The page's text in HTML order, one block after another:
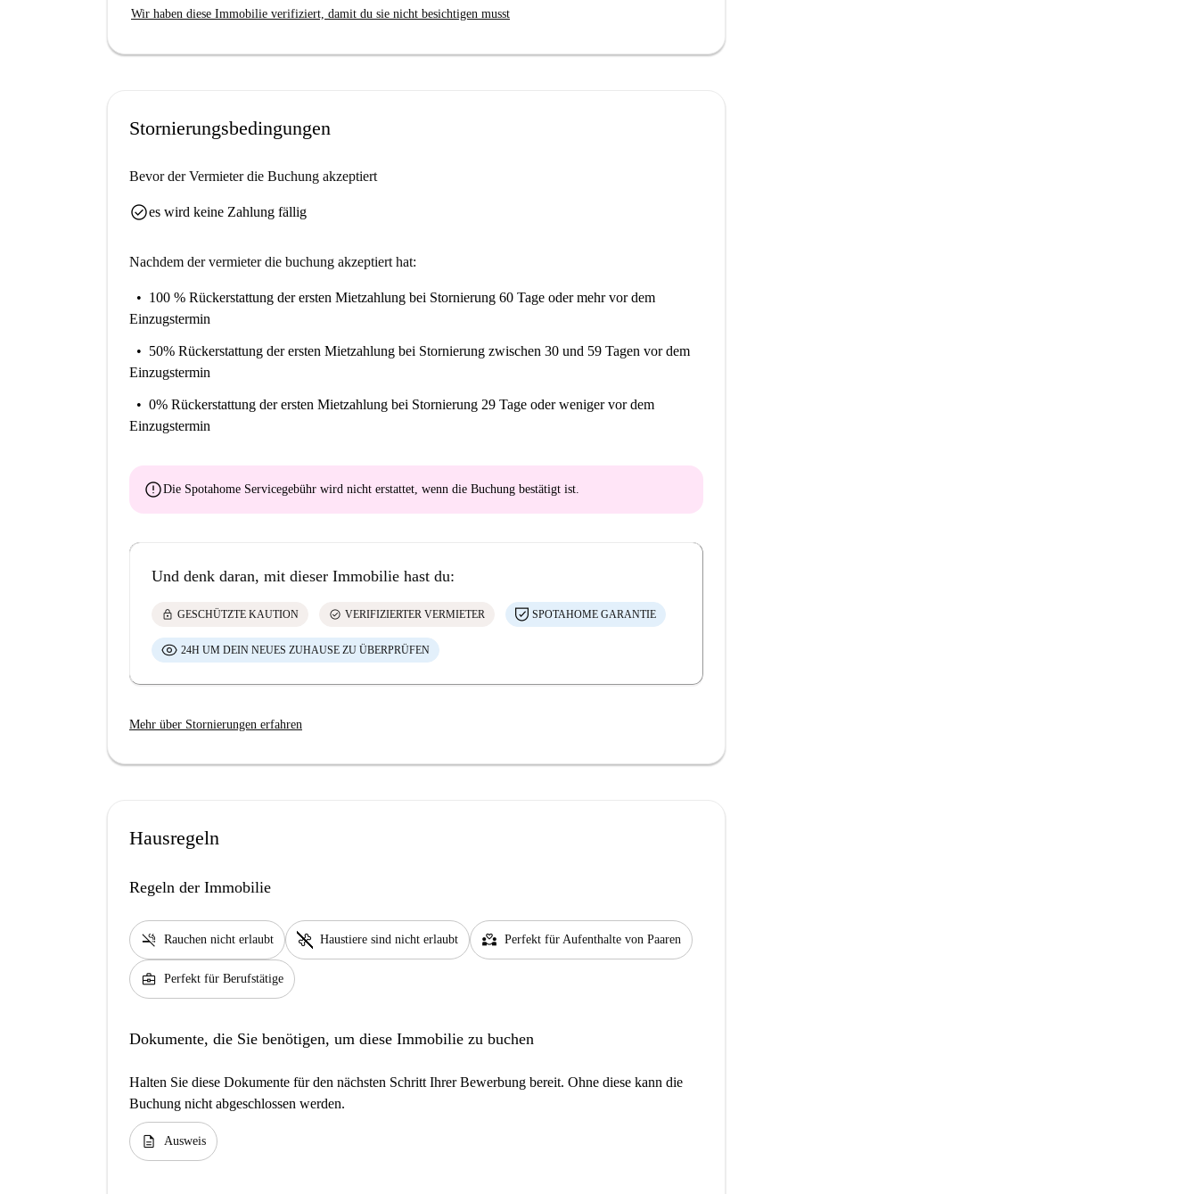
Die Unterkunft befindet sich in einem lebendigen Viertel von Funchal, in der Nähe mehrerer
Cultural Investments und der öffentliche Garten Jardim Público do Amparo. Restaurants wie A Casa
Wir haben diese Immobilie verifiziert, damit du sie nicht besichtigen musst
Stornierungsbedingungen
Bevor der Vermieter die Buchung akzeptiert
check_circlees wird keine Zahlung fällig
Nachdem der vermieter die buchung akzeptiert hat:
100 % Rückerstattung der ersten Mietzahlung bei Stornierung 60 Tage oder mehr vor dem
Einzugstermin
50% Rückerstattung der ersten Mietzahlung bei Stornierung zwischen 30 und 59 Tagen vor dem
Einzugstermin
0% Rückerstattung der ersten Mietzahlung bei Stornierung 29 Tage oder weniger vor dem
Einzugstermin
errorDie Spotahome Servicegebühr wird nicht erstattet, wenn die Buchung bestätigt ist.
Und denk daran, mit dieser Immobilie hast du:
lock GESCHÜTZTE KAUTION check_circle VERIFIZIERTER VERMIETER SPOTAHOME GARANTIE
24H UM DEIN NEUES ZUHAUSE ZU ÜBERPRÜFEN
Mehr über Stornierungen erfahren
Hausregeln
Regeln der Immobilie
smoke_free Rauchen nicht erlaubt pet_supplies Haustiere sind nicht erlaubt partner_heart Perfekt für Aufenthalte von Paaren
business_center Perfekt für Berufstätige
Dokumente, die Sie benötigen, um diese Immobilie zu buchen
Halten Sie diese Dokumente für den nächsten Schritt Ihrer Bewerbung bereit. Ohne diese kann die
Buchung nicht abgeschlossen werden.
description Ausweis